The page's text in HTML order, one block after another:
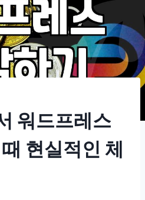
워드프레스
현실적인 체